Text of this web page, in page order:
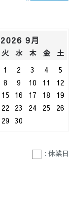
2026 9月
火 水 木 金
土
1
2 3 4
5
8 9 10 11
12
15 16 17 18
19
22 23 24 25
26
29 30
: 休業日